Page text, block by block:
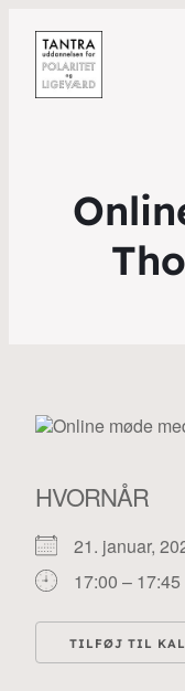
HVORNÅR
21. januar,
17:00 – 17:45
TILFØJ TIL